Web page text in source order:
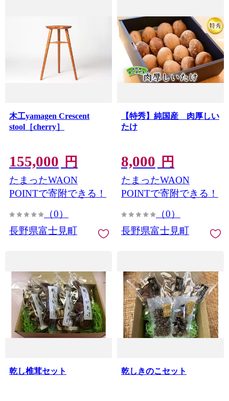
木工yamagen Crescent
stool［cherry］
155,000 円
たまったWAON
POINTで寄附できる！
（0）
長野県富士見町
【特秀】純国産 肉厚しい
たけ
8,000 円
たまったWAON
POINTで寄附できる！
（0）
長野県富士見町
乾し椎茸セット 乾しきのこセット